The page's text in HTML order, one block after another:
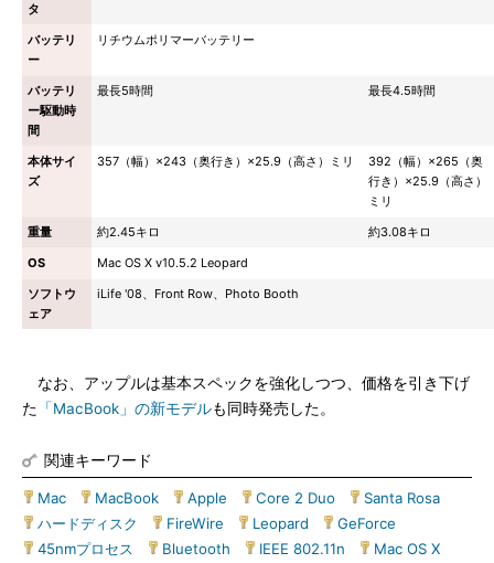
タ
バッテリ
ー
リチウムポリマーバッテリー
バッテリ
ー駆動時
間
最長5時間 最長4.5時間
本体サイ
ズ
357（幅）×243（奥行き）×25.9（高さ）ミリ
392（幅）×265（奥
行き）×25.9（高さ）
ミリ
重量
約2.45キロ
約3.08キロ
OS
Mac OS X v10.5.2 Leopard
ソフトウ
ェア
iLife '08、Front Row、Photo Booth
なお、アップルは基本スペックを強化しつつ、価格を引き下げ
た 「MacBook」の新モデルも同時発売した。
関連キーワード
Mac MacBook Apple Core 2 Duo Santa Rosa
ハードディスク
FireWire Leopard GeForce
45nmプロセス
Bluetooth IEEE 802.11n Mac OS X